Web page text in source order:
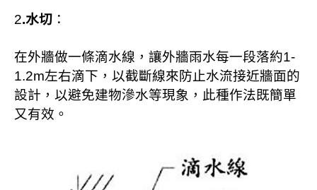
2.水切 ：
在外牆做一條滴水線，讓外牆雨水每一段落約1-
1.2m左右滴下，以截斷線來防止水流接近牆面的
設計，以避免建物滲水等現象，此種作法既簡單
又有效。